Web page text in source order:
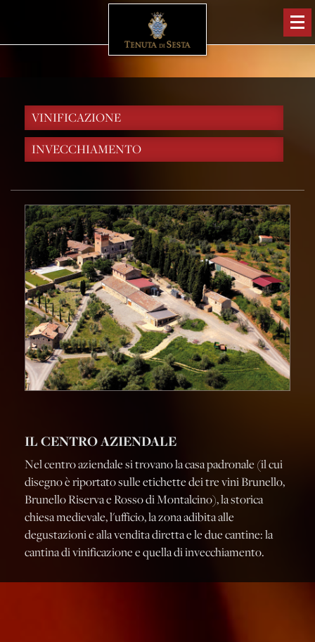
VINIFICAZIONE
INVECCHIAMENTO
IL CENTRO AZIENDALE
Nel centro aziendale si trovano la casa padronale (il cui
disegno è riportato sulle etichette dei tre vini Brunello,
Brunello Riserva e Rosso di Montalcino), la storica
chiesa medievale, l'ufficio, la zona adibita alle
degustazioni e alla vendita diretta e le due cantine: la
cantina di vinificazione e quella di invecchiamento.